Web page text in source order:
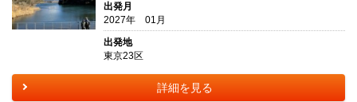
出発月
2027年 01月
出発地
東京23区
詳細を見る